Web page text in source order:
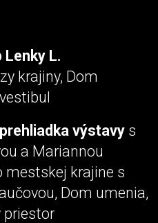
L.
krajiny, Dom
výstavy s
a Mariannou
mestskej krajine s
Dom umenia,
priestor